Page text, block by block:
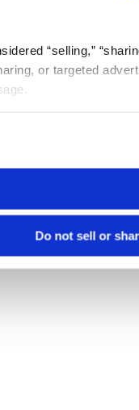
“selling,”
or targeted
Do not sell or